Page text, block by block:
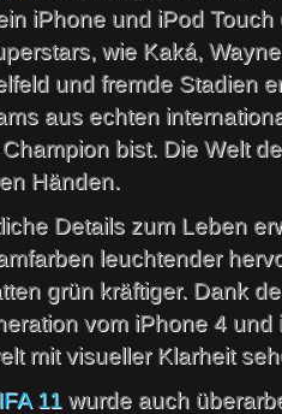
iPhone und iPod Touch
wie Kaká,
und fremde Stadien
aus echten
bist. Die Welt
Händen.
Details zum Leben
leuchtender
grün kräftiger. Dank
vom iPhone 4 und
mit visueller Klarheit
11 wurde auch